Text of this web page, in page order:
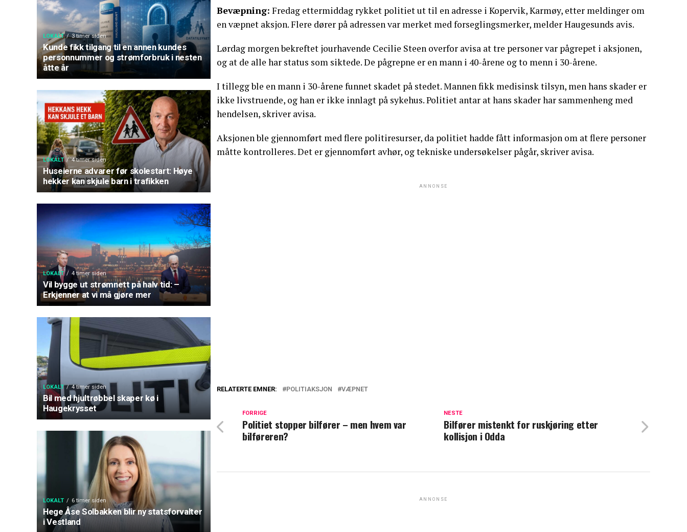
LOKALT 3 timer siden
Kunde fikk tilgang til en annen kundes
personnummer og strømforbruk i nesten
åtte år
LOKALT 4 timer siden
Huseierne advarer før skolestart: Høye
hekker kan skjule barn i trafikken
LOKALT 4 timer siden
Vil bygge ut strømnett på halv tid: –
Erkjenner at vi må gjøre mer
LOKALT 4 timer siden
Bil med hjultrøbbel skaper kø i
Haugekrysset
LOKALT 6 timer siden
Hege Åse Solbakken blir ny statsforvalter
i Vestland
Bevæpning: Fredag ettermiddag rykket politiet ut til en adresse i Kopervik, Karmøy, etter meldinger om
en væpnet aksjon. Flere dører på adressen var merket med forseglingsmerker, melder Haugesunds avis.
Lørdag morgen bekreftet jourhavende Cecilie Steen overfor avisa at tre personer var pågrepet i aksjonen,
og at de alle har status som siktede. De pågrepne er en mann i 40-årene og to menn i 30-årene.
I tillegg ble en mann i 30-årene funnet skadet på stedet. Mannen fikk medisinsk tilsyn, men hans skader er
ikke livstruende, og han er ikke innlagt på sykehus. Politiet antar at hans skader har sammenheng med
hendelsen, skriver avisa.
Aksjonen ble gjennomført med flere politiresurser, da politiet hadde fått informasjon om at flere personer
måtte kontrolleres. Det er gjennomført avhør, og tekniske undersøkelser pågår, skriver avisa.
ANNONSE
RELATERTE EMNER: POLITIAKSJON VÆPNET
NESTE
Bilfører mistenkt for ruskjøring etter
kollisjon i Odda
FORRIGE
Politiet stopper bilfører – men hvem var
bilføreren?
ANNONSE